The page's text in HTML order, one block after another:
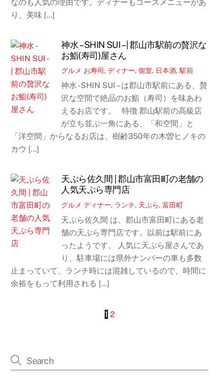
なのも人気の理由です。ディナーもコースメニューがあ
り、美味 […]
神水 – SHIN SUI – | 郡山市駅前の贅沢な
お鮨(寿司)屋さん
グルメ お寿司,ディナー,個室, 日本酒,駅前
神水 -SHIN SUI – は郡山市駅前にある、贅
沢な空間で絶品のお鮨（寿司）を味あわ
えるお店です。 特徴 郡山駅前の高級店
が立ち並ぶ一角にある、「和空間」と
「洋空間」からなるお店は、樹齢350年の木曽ヒノキの
カウ […]
天ぷら佐久間 | 郡山市富田町の老舗の
人気天ぷら専門店
グルメ ディナー, ランチ, 天ぷら,富田町
天ぷら佐久間 は、郡山市富田町にある老
舗の天ぷら専門店です。以前は駅前にあ
ったようです。 人気に天ぷら屋さんであ
り、駐車場には県外ナンバーの車も多数
止まっていて、ランチ時には混雑しているので、時間に
余裕をもって利用される […]
1 2